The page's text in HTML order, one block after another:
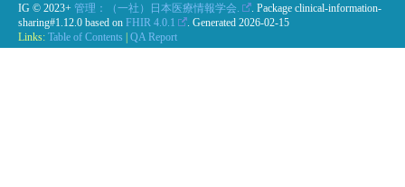
IG © 2023+ 管理：（一社）日本医療情報学会.
. Package clinical-information-
sharing#1.12.0 based on FHIR 4.0.1 . Generated 2026-02-15
Links: Table of Contents QA Report